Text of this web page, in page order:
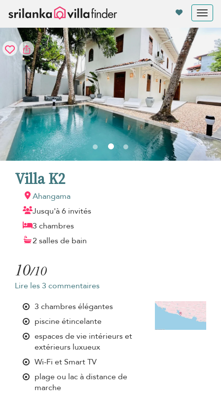
Villa K2
Ahangama
Jusqu'à 6 invités
3 chambres
2 salles de bain
10/10
Lire les 3 commentaires
3 chambres élégantes
piscine étincelante
espaces de vie intérieurs et
extérieurs luxueux
Wi-Fi et Smart TV
plage ou lac à distance de
marche
Vos paramètres de cookies